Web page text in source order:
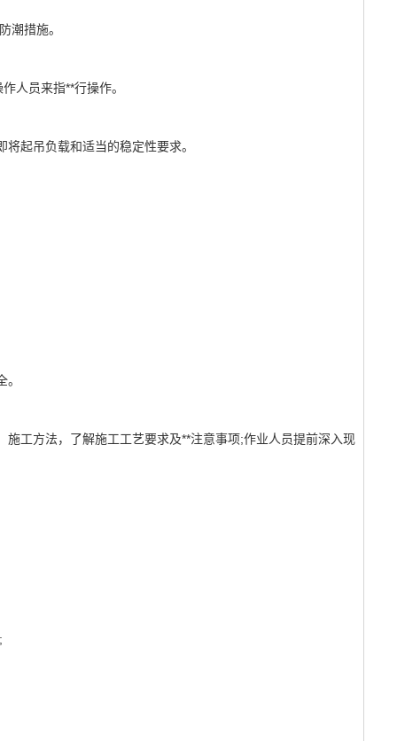
措施。
人员来指**行操作。
起吊负载和适当的稳定性要求。
方法，了解施工工艺要求及**注意事项;作业人员提前深入现